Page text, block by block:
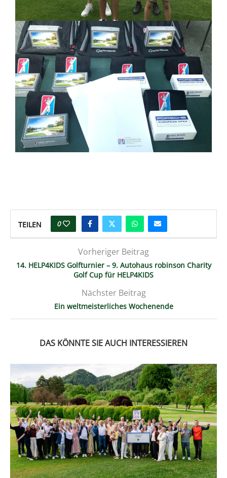
TEILEN 0
Vorheriger Beitrag
14. HELP4KIDS Golfturnier – 9. Autohaus robinson Charity
Golf Cup für HELP4KIDS
Nächster Beitrag
Ein weltmeisterliches Wochenende
DAS KÖNNTE SIE AUCH INTERESSIEREN